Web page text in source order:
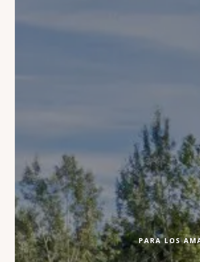
Selecciona tus fechas de estancia, introduce
el número de personas y reserva tu estancia
al mejor precio. Si necesita información
adicional, le invitamos a ponerse en
con nosotros mediante correo electrónico,
teléfono o a través del formulario de
contacto. ¡Estamos ansiosos por darle la
bienvenida a este pequeño rincón del
paraíso!
PARA LOS